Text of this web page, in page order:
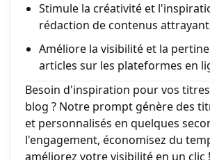
Stimule la créativité et
rédaction de contenus
Améliore la visibilité et la
articles sur les plateformes en
Besoin d'inspiration pour vos
blog ? Notre prompt génère des
et personnalisés en quelques
l'engagement, économisez du
améliorez votre visibilité en un clic !